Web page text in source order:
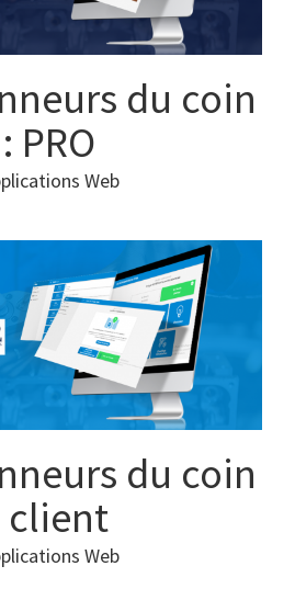
du coin
: PRO
Web
du coin
client
Web